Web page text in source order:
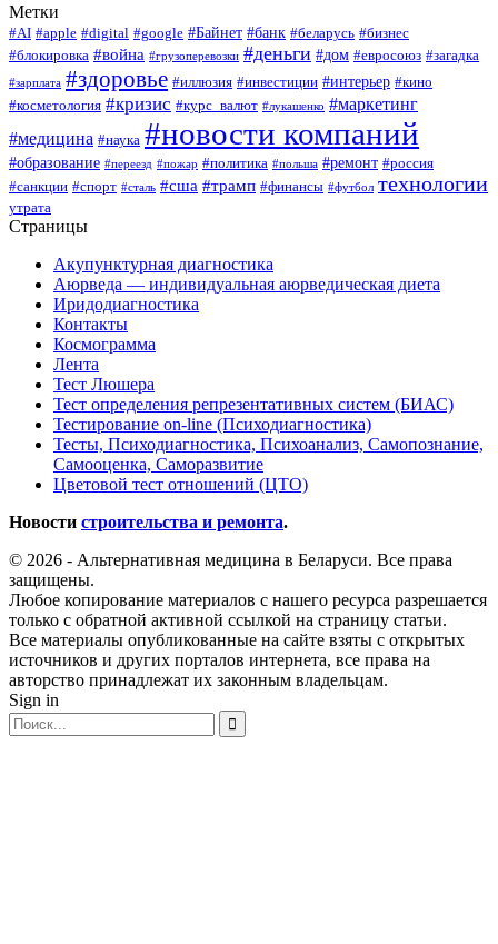
Метки
#AI #apple #digital #google #Байнет #банк #беларусь #бизнес
#блокировка #война #грузоперевозки #деньги #дом #евросоюз #загадка
#зарплата #здоровье #иллюзия #инвестиции #интерьер #кино
#косметология #кризис #курс_валют #лукашенко #маркетинг
#медицина #наука #новости компаний
#образование #переезд #пожар #политика #польша #ремонт #россия
#санкции #спорт #сталь #сша #трамп #финансы #футбол технологии
утрата
Страницы
Акупунктурная диагностика
Аюрведа — индивидуальная аюрведическая диета
Иридодиагностика
Контакты
Космограмма
Лента
Тест Люшера
Тест определения репрезентативных систем (БИАС)
Тестирование on-line (Психодиагностика)
Тесты, Психодиагностика, Психоанализ, Самопознание,
Самооценка, Саморазвитие
Цветовой тест отношений (ЦТО)
Новости строительства и ремонта.
© 2026 - Альтернативная медицина в Беларуси. Все права
защищены.
Любое копирование материалов с нашего ресурса разрешается
только с обратной активной ссылкой на страницу статьи.
Все материалы опубликованные на сайте взяты с открытых
источников и других порталов интернета, все права на
авторство принадлежат их законным владельцам.
Sign in